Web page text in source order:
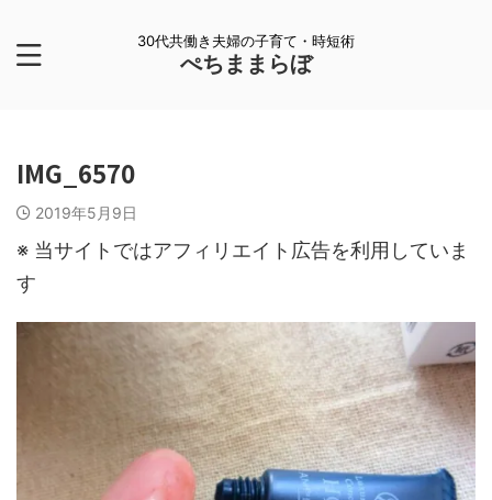
30代共働き夫婦の子育て・時短術
ぺちままらぼ
IMG_6570
2019年5月9日
※ 当サイトではアフィリエイト広告を利用していま
す